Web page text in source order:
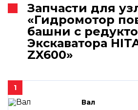
Запчасти для
«Гидромотор
башни с
Экскаватора
ZX600»
1
Вал